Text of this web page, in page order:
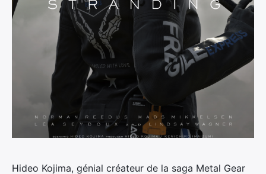
Hideo Kojima, génial créateur de la saga Metal Gear